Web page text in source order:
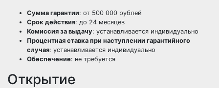
Сумма гарантии: от 500 000 рублей
Срок действия: до 24 месяцев
Комиссия за выдачу: устанавливается индивидуально
Процентная ставка при наступлении гарантийного
случая: устанавливается индивидуально
Обеспечение: не требуется
Открытие